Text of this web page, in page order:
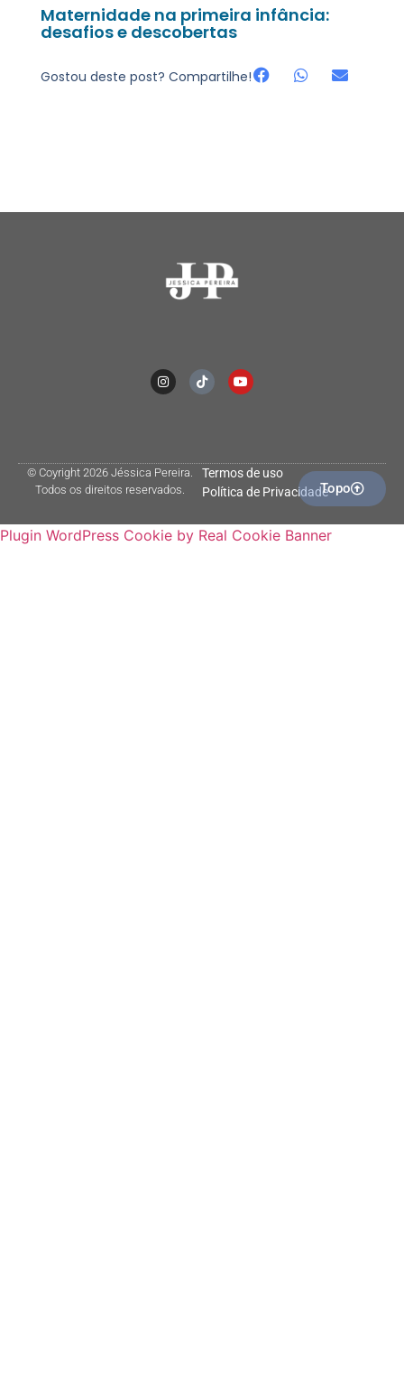
Maternidade na primeira infância:
desafios e descobertas
Gostou deste post? Compartilhe!
© Coyright 2026 Jéssica Pereira.
Todos os direitos reservados.
Termos de uso
Política de PrivacidadeTopo
Plugin WordPress Cookie by Real Cookie Banner